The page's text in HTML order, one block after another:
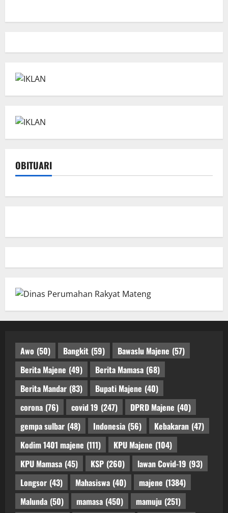
OBITUARI
Awo (50) Bangkit (59) Bawaslu Majene (57)
Berita Majene (49) Berita Mamasa (68)
Berita Mandar (83) Bupati Majene (40)
corona (76) covid 19 (247) DPRD Majene (40)
gempa sulbar (48) Indonesia (56) Kebakaran (47)
Kodim 1401 majene (111) KPU Majene (104)
KPU Mamasa (45) KSP (260) lawan Covid-19 (93)
Longsor (43) Mahasiswa (40) majene (1384)
Malunda (50) mamasa (450) mamuju (251)